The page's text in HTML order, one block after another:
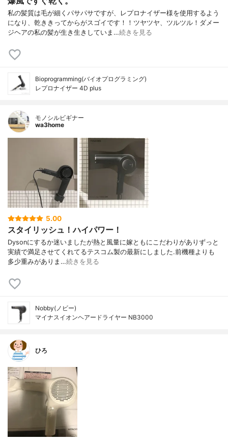
私の髪質は毛が細くパサパサですが、レプロナイザー様を使用するよう
になり、乾ききってからがスゴイです！！ツヤツヤ、ツルツル！ダメー
ジヘアの私の髪が生き生きしていま…続きを見る
Bioprogramming(バイオプログラミング)
レプロナイザー 4D plus
モノシルビギナー
wa3home
5.00
スタイリッシュ！ハイパワー！
Dysonにするか迷いましたが熱と風量に嫁ともにこだわりがありずっと
実績で満足させてくれてるテスコム製の最新にしました.前機種よりも
多少重みがありま…続きを見る
Nobby(ノビー)
マイナスイオンヘアードライヤー NB3000
ひろ